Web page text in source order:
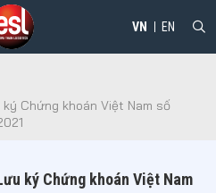
VN EN
Chứng khoán Việt Nam số
ký Chứng khoán Việt Nam